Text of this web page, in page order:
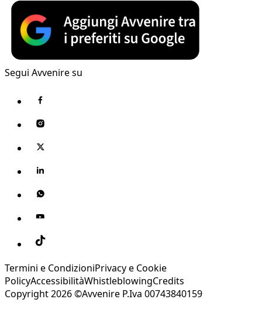
Segui Avvenire su
Termini e CondizioniPrivacy e Cookie
PolicyAccessibilitàWhistleblowingCredits
Copyright 2026 ©Avvenire P.Iva 00743840159